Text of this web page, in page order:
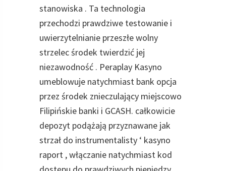
stanowiska . Ta technologia
przechodzi prawdziwe testowanie i
uwierzytelnianie przeszłe wolny
strzelec środek twierdzić jej
niezawodność . Peraplay Kasyno
umeblowuje natychmiast bank opcja
przez środek znieczulający miejscowo
Filipińskie banki i GCASH. całkowicie
depozyt podążają przyznawane jak
strzał do instrumentalisty ‘ kasyno
raport , włączanie natychmiast kod